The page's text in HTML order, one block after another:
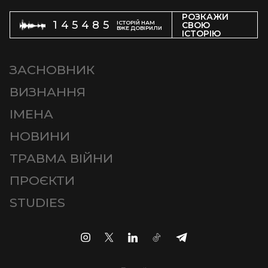
145485
ІСТОРІЙ НАМ
ВЖЕ ДОВІРИЛИ
РОЗКАЖИ
СВОЮ
ІСТОРІЮ
ЗАСНОВНИК
ВИЗНАННЯ
ІМЕНА
НОВИНИ
ТРАВМА ВІЙНИ
ПРОЄКТИ
STUDIES